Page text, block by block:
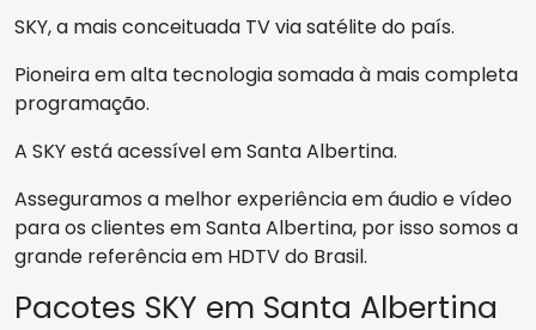
SKY, a mais conceituada TV via satélite do país.
Pioneira em alta tecnologia somada à mais completa
programação.
A SKY está acessível em Santa Albertina.
Asseguramos a melhor experiência em áudio e vídeo
para os clientes em Santa Albertina, por isso somos a
grande referência em HDTV do Brasil.
Pacotes SKY em Santa Albertina